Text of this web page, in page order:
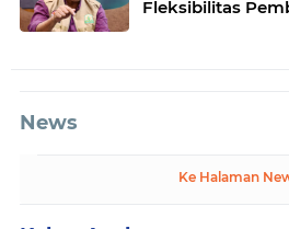
Fleksibilitas
News
Ke Halaman